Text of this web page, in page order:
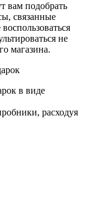
вам подобрать
связанные
не
магазина.
в виде
расходуя